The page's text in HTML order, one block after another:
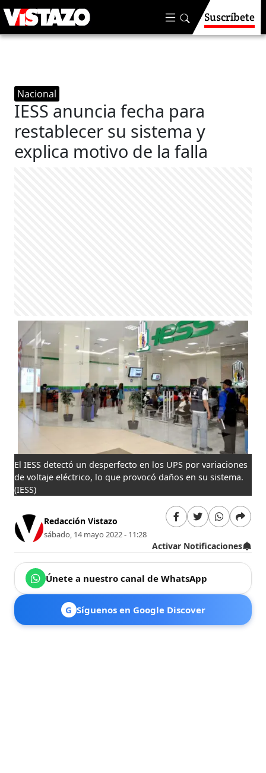
Suscríbete
Nacional
IESS anuncia fecha para
restablecer su sistema y
explica motivo de la falla
El IESS detectó un desperfecto en los UPS por variaciones
de voltaje eléctrico, lo que provocó daños en su sistema.
(IESS)
Redacción Vistazo
sábado, 14 mayo 2022 - 11:28
Activar Notificaciones
Únete a nuestro canal de WhatsApp
G Síguenos en Google Discover